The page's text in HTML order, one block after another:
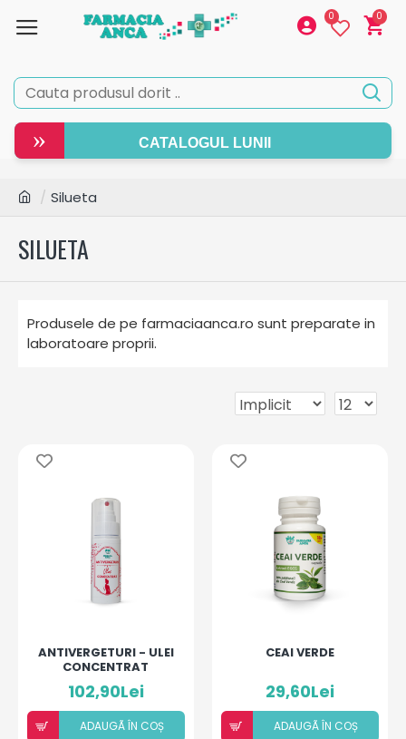
0 0
» CATALOGUL LUNII
Silueta
SILUETA
Produsele de pe farmaciaanca.ro sunt preparate in
laboratoare proprii.
ANTIVERGETURI - ULEI
CONCENTRAT
102,90Lei
ADAUGÃ ÎN COȘ
CEAI VERDE
29,60Lei
ADAUGÃ ÎN COȘ